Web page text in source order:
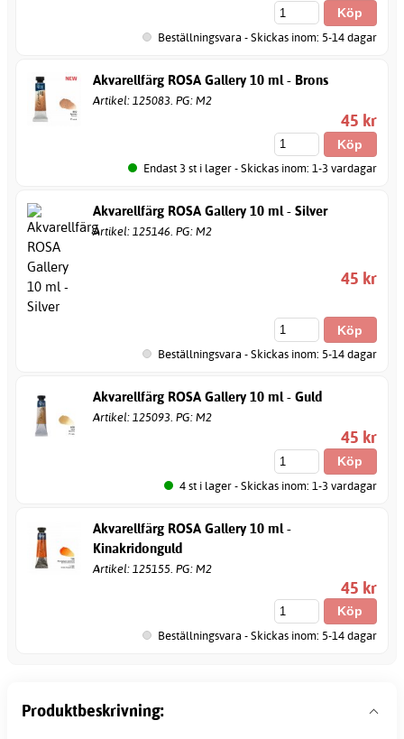
Beställningsvara - Skickas inom: 5-14 dagar
Akvarellfärg ROSA Gallery 10 ml - Brons
Artikel: 125083. PG: M2
45 kr
Endast 3 st i lager - Skickas inom: 1-3 vardagar
Akvarellfärg ROSA Gallery 10 ml - Silver
Artikel: 125146. PG: M2
45 kr
Beställningsvara - Skickas inom: 5-14 dagar
Akvarellfärg ROSA Gallery 10 ml - Guld
Artikel: 125093. PG: M2
45 kr
4 st i lager - Skickas inom: 1-3 vardagar
Akvarellfärg ROSA Gallery 10 ml -
Kinakridonguld
Artikel: 125155. PG: M2
45 kr
Beställningsvara - Skickas inom: 5-14 dagar
Produktbeskrivning: